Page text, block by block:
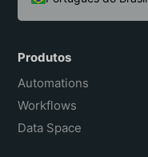
English
Español
Français
Produtos
Automations
Workflows
Data Space